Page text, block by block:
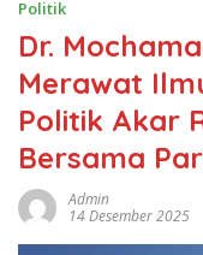
Politik
Dr.
Merawat
Politik Akar
Bersama
Admin
14 Desember 2025